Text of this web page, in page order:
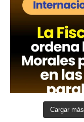
Cargar más